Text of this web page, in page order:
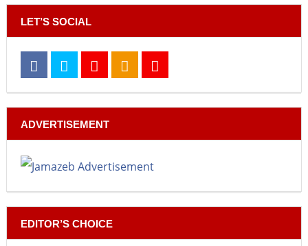
LET’S SOCIAL
ADVERTISEMENT
EDITOR’S CHOICE